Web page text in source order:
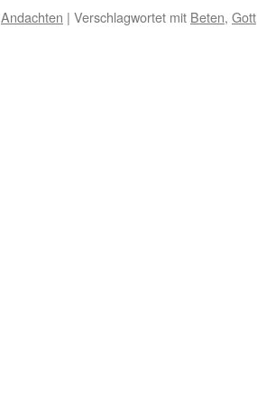
Andachten | Verschlagwortet mit Beten, Gott